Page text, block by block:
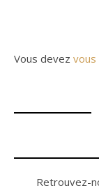
Vous devez vous
Retrouvez-